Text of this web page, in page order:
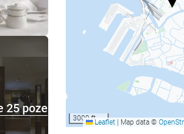
25 poze
3000 ftLeaflet Map data ©